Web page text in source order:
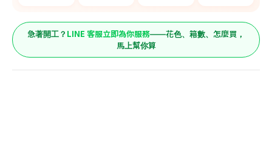
急著開工？ LINE 客服立即為你服務——花色、箱數、怎麼買，
馬上幫你算